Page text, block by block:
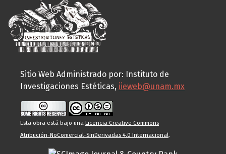
Sitio Web Administrado por: Instituto de
Investigaciones Estéticas, iieweb@unam.mx
Esta obra está bajo una Licencia Creative Commons
Atribución-NoComercial-SinDerivadas 4.0 Internacional.